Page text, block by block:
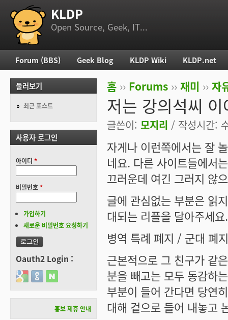
부 메뉴 KLDP
Open Source, Geek, IT...
현재 위치
홈 ›› Forums ›› 재미 ›› 자
저는 강의석씨
글쓴이: 모지리 / 작성시간:
자게나 이런쪽에서는 잘
네요. 다른 사이트들에서
끄러운데 여긴 그러지 않
글에 관심없는 부분은 읽
대되는 리플을 달아주세요.
병역 특례 폐지 / 군대 폐
근본적으로 그 친구가 같
분을 빼고는 모두 동감하
부분이 들어 간다면 당연
대해 겉으로 들어 내놓고
주 메뉴
Forum (BBS) Geek Blog KLDP Wiki KLDP.net
둘러보기
최근 포스트
사용자 로그인
아이디 *
비밀번호*
가입하기
새로운 비밀번호 요청하기
Oauth2 Login :
Login with Google
Login with GitHub
Login with Naver
홍보 제휴 안내